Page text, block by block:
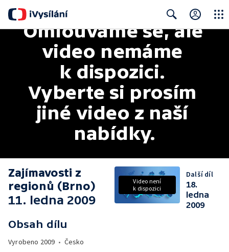
Search
Omlouváme se, ale
video nemáme
k dispozici.
Vyberte si prosím
jiné video z naší
nabídky.
Zajímavosti z
regionů (Brno)
11. ledna 2009
Obsah dílu
Vyrobeno 2009 • Česko
Video není
k dispozici
Další díl
18.
ledna
2009